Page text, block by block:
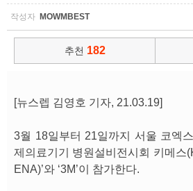
작성자 MOWMBEST
추천 182
[뉴스렙 김영호 기자, 21.03.19]
3월 18일부터 21일까지 서울 코엑
제의료기기 병원설비전시회 키메스
ENA)’와 ‘3M’이 참가한다.